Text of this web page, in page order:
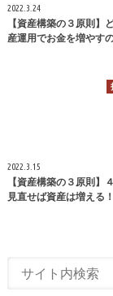
2022.3.24
【資産構築の３原則】
産運用でお金を増やす
2022.3.15
【資産構築の３原則】
見直せば資産は増える！